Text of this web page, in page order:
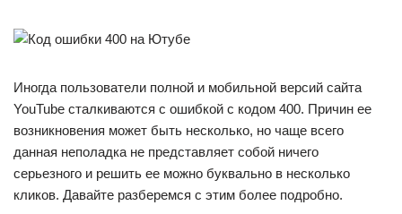
Иногда пользователи полной и мобильной версий сайта
YouTube сталкиваются с ошибкой с кодом 400. Причин ее
возникновения может быть несколько, но чаще всего
данная неполадка не представляет собой ничего
серьезного и решить ее можно буквально в несколько
кликов. Давайте разберемся с этим более подробно.